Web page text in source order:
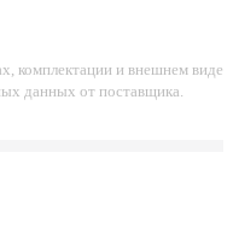
комплектации и внешнем виде
данных от поставщика.